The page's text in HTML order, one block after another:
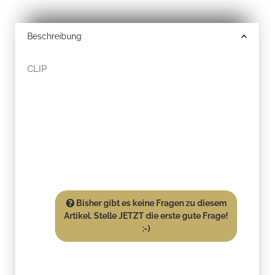
Beschreibung
CLIP
Bisher gibt es keine Fragen zu diesem
Artikel. Stelle JETZT die erste gute Frage!
:-)